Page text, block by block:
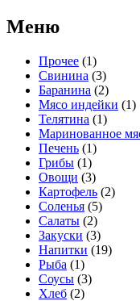
Меню
Прочее (1)
Свинина (3)
Баранина (2)
Мясо индейки (1)
Телятина (1)
Маринованное
Печень (1)
Грибы (1)
Овощи (3)
Картофель (2)
Соленья (5)
Салаты (2)
Закуски (3)
Напитки (19)
Рыба (1)
Соусы (3)
Хлеб (2)